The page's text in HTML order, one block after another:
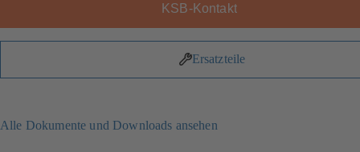
KSB-Kontakt
Ersatzteile
Alle Dokumente und Downloads ansehen